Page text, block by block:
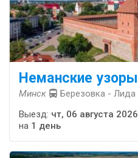
Неманские узоры
Минск Березовка - Лида
Выезд: чт, 06 августа 2026
на 1 день